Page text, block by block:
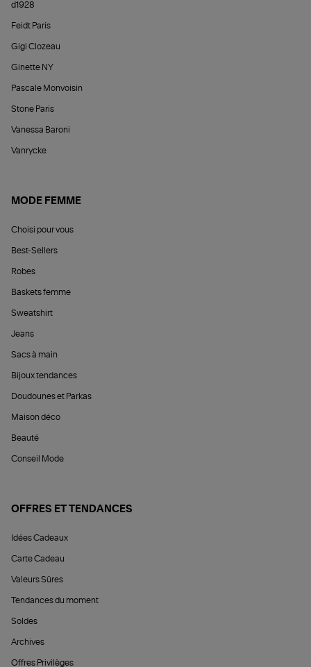
d1928
Feidt Paris
Gigi Clozeau
Ginette NY
Pascale Monvoisin
Stone Paris
Vanessa Baroni
Vanrycke
MODE FEMME
Choisi pour vous
Best-Sellers
Robes
Baskets femme
Sweatshirt
Jeans
Sacs à main
Bijoux tendances
Doudounes et Parkas
Maison déco
Beauté
Conseil Mode
OFFRES ET TENDANCES
Idées Cadeaux
Carte Cadeau
Valeurs Sûres
Tendances du moment
Soldes
Archives
Offres Privilèges